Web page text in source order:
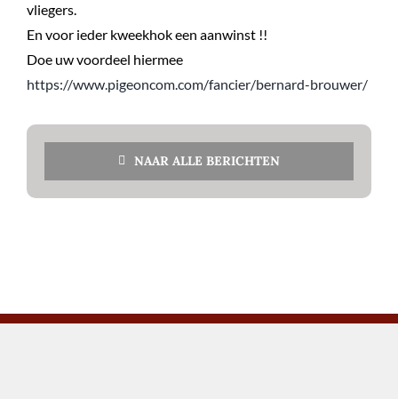
vliegers.
En voor ieder kweekhok een aanwinst !!
Doe uw voordeel hiermee
https://www.pigeoncom.com/fancier/bernard-brouwer/
NAAR ALLE BERICHTEN